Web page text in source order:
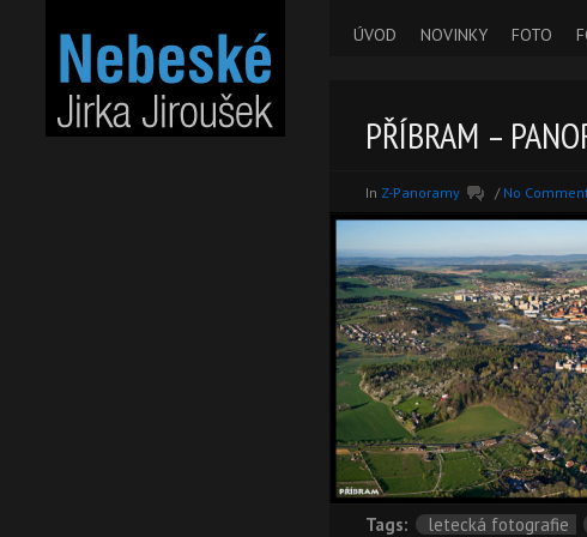
ÚVOD NOVINKY FOTO
PŘÍBRAM –
In Z-Panoramy / No
Tags: letecká fotografie